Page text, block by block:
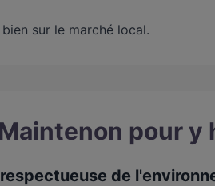
sur le marché local.
pour y
de